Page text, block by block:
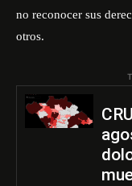
no reconocer sus
otros.